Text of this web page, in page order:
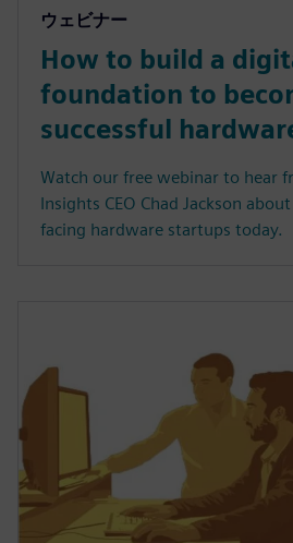
ウェビナー
How to build a
foundation to
successful
Watch our free webinar to hear
Insights CEO Chad Jackson
facing hardware startups today.